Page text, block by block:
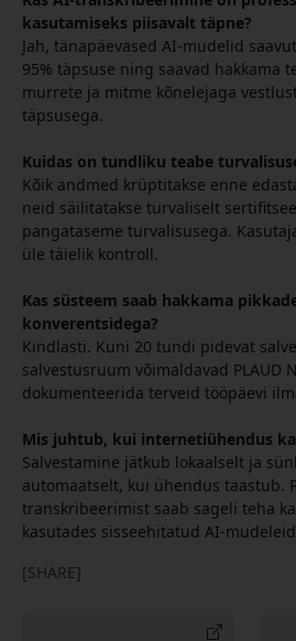
kasutamiseks piisavalt täpne?
Jah, tänapäevased AI-mudelid
95% täpsuse ning saavad hakkama
murrete ja mitme kõnelejaga
täpsusega.
Kuidas on tundliku teabe
Kõik andmed krüptitakse enne
neid säilitatakse turvaliselt
pangataseme turvalisusega.
üle täielik kontroll.
Kas süsteem saab hakkama
konverentsidega?
Kindlasti. Kuni 20 tundi pidevat
salvestusruum võimaldavad PLAUD
dokumenteerida terveid tööpäevi
Mis juhtub, kui internetiühendus
Salvestamine jätkub lokaalselt ja
automaatselt, kui ühendus taastub.
transkribeerimist saab sageli teha
kasutades sisseehitatud AI-
[SHARE]